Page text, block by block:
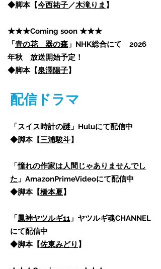
◆脚本【今西祐子／木滝りま 】
★★★Coming soon ★★★
「青の花 器の森」NHK総合にて 2026
年秋 放送開始予定！
◆脚本【泉澤陽子】
配信ドラマ
「スイス時計の謎 」Huluにて配信中
◆脚本【三浦駿斗】
「憧れの作家は人間じゃありませんでし
た 」AmazonPrimeVideoにて配信中
​◆脚本【橋本夏】
「鳳神ヤツルギ11 」ヤツルギ魂CHANNEL
にて配信中
◆脚本【佐東みどり 】